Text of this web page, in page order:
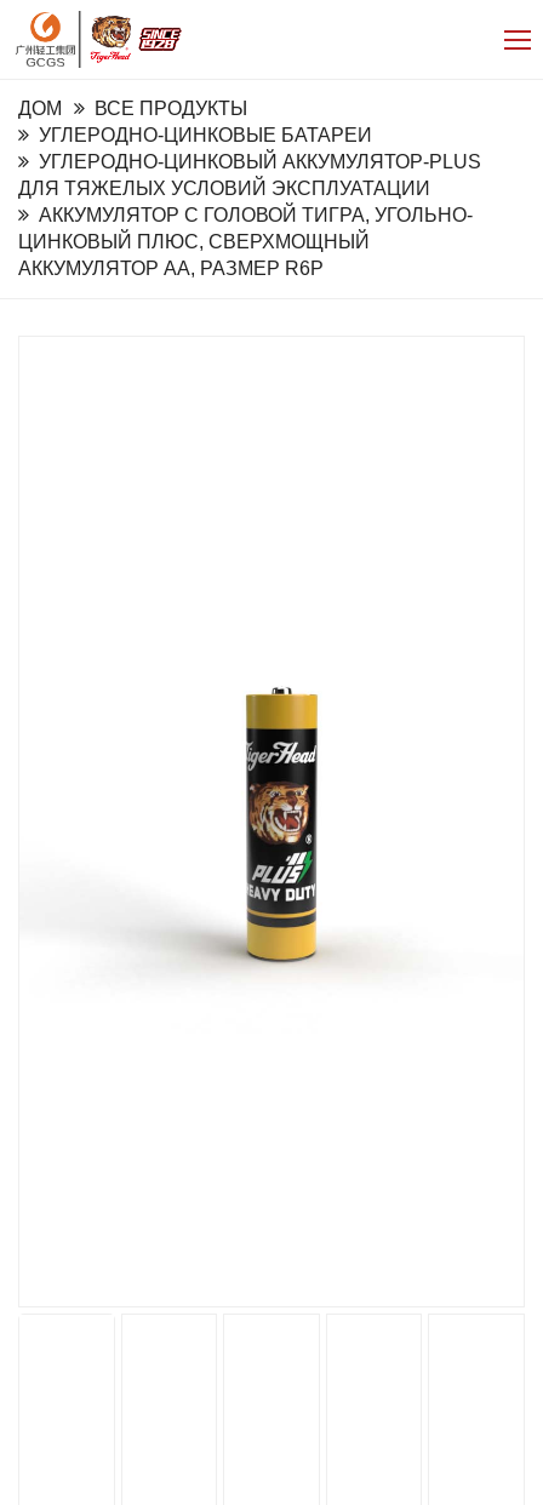
ДОМ
ВСЕ ПРОДУКТЫ
УГЛЕРОДНО-ЦИНКОВЫЕ БАТАРЕИ
УГЛЕРОДНО-ЦИНКОВЫЙ АККУМУЛЯТОР-PLUS
ДЛЯ ТЯЖЕЛЫХ УСЛОВИЙ ЭКСПЛУАТАЦИИ
АККУМУЛЯТОР С ГОЛОВОЙ ТИГРА, УГОЛЬНО-
ЦИНКОВЫЙ ПЛЮС, СВЕРХМОЩНЫЙ
АККУМУЛЯТОР AA, РАЗМЕР R6P